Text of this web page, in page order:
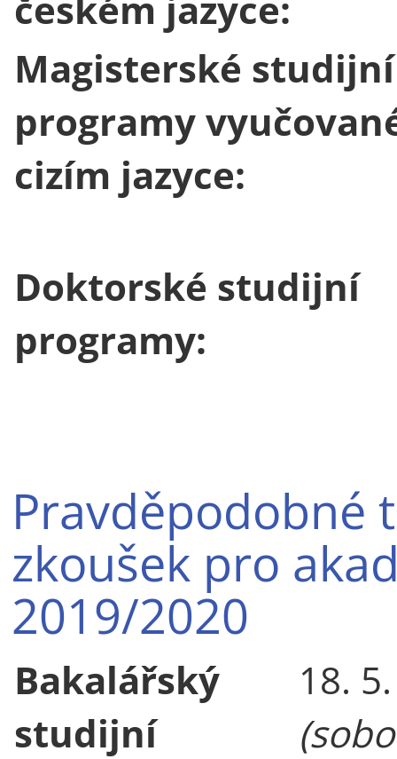
Magisterské studijní
programy
cizím jazyce:
Doktorské studijní
programy:
Pravděpodobné
zkoušek pro
2019/2020
Bakalářský
studijní
18.